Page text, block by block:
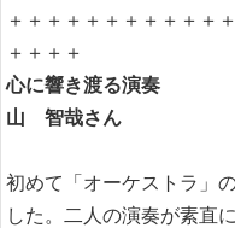
＋＋＋＋＋＋＋＋＋＋＋
＋＋＋＋
心に響き渡
山 智哉さん
初めて「オーケストラ」
した。二人の演奏が素直